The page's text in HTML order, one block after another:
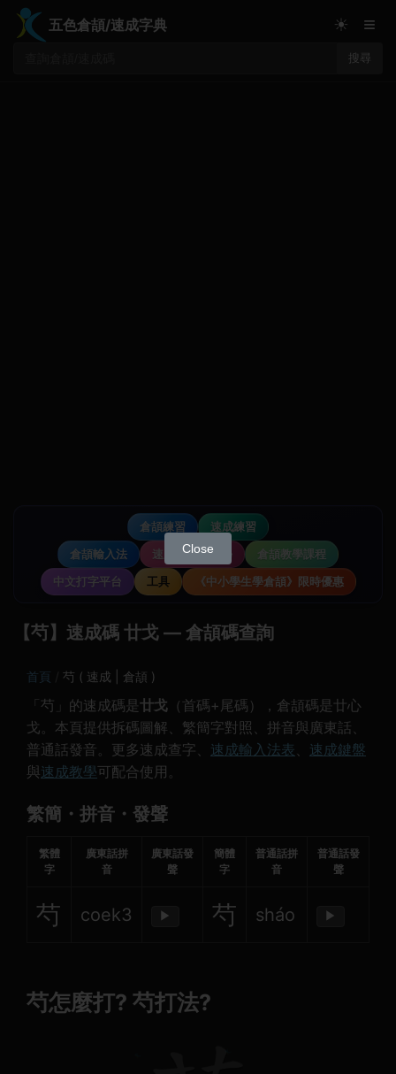
五色倉頡/速成字典
搜尋
☀ ≡
倉頡練習
速成練習
倉頡輸入法
速成輸入法教學
倉頡教學課程
中文打字平台
工具 《中小學生學倉頡》限時優惠
【芍】速成碼 廿戈 — 倉頡碼查詢
首頁 芍 ( 速成 | 倉頡 )
「芍」的速成碼是 廿戈 （首碼+尾碼），倉頡碼是廿心
戈。本頁提供拆碼圖解、繁簡字對照、拼音與廣東話、
普通話發音。更多速成查字、 速成輸入法表、 速成鍵盤
與速成教學可配合使用。
繁簡・拼音・發聲
繁體
字
廣東話拼
音
廣東話發
聲
簡體
字
普通話拼
音
普通話發
聲
芍 coek3 ▶ 芍 sháo ▶
芍怎麼打? 芍打法?
Close